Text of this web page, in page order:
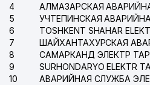
4
5
6
7
8
9
10